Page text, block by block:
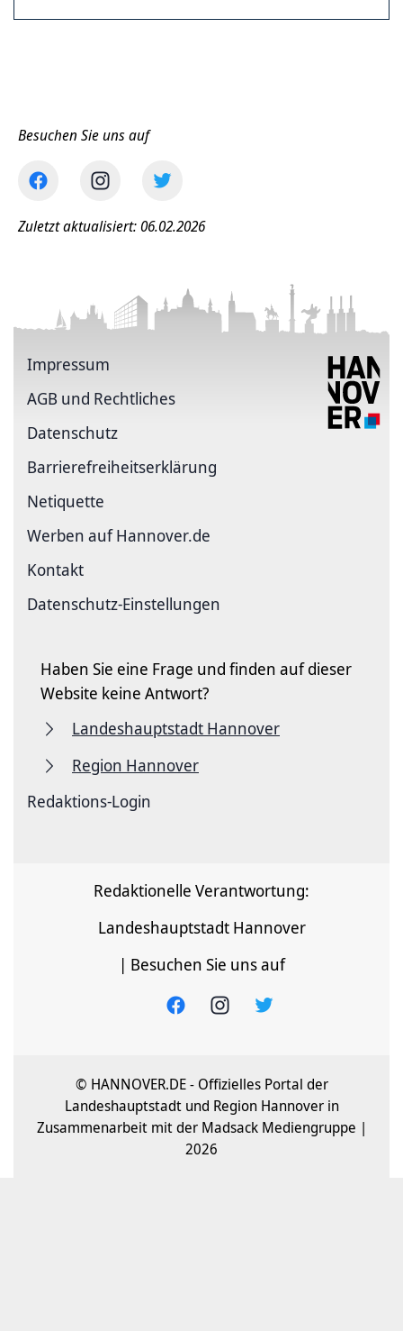
Besuchen Sie uns auf
Zuletzt aktualisiert: 06.02.2026
Impressum
AGB und Rechtliches
Datenschutz
Barriere­freiheits­erklärung
Netiquette
Werben auf Hannover.de
Kontakt
Datenschutz-Einstellungen
Haben Sie eine Frage und finden auf dieser
Website keine Antwort?
Landeshauptstadt Hannover
Region Hannover
Redaktions-Login
Redaktionelle Verantwortung:
Landeshauptstadt Hannover
| Besuchen Sie uns auf
© HANNOVER.DE - Offizielles Portal der
Landeshauptstadt und Region Hannover in
Zusammenarbeit mit der Madsack Mediengruppe |
2026